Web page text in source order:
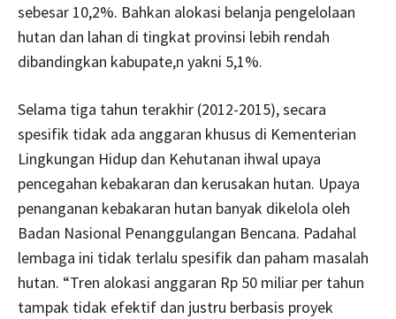
sebesar 10,2%. Bahkan alokasi belanja pengelolaan
hutan dan lahan di tingkat provinsi lebih rendah
dibandingkan kabupate,n yakni 5,1%.
Selama tiga tahun terakhir (2012-2015), secara
spesifik tidak ada anggaran khusus di Kementerian
Lingkungan Hidup dan Kehutanan ihwal upaya
pencegahan kebakaran dan kerusakan hutan. Upaya
penanganan kebakaran hutan banyak dikelola oleh
Badan Nasional Penanggulangan Bencana. Padahal
lembaga ini tidak terlalu spesifik dan paham masalah
hutan. “Tren alokasi anggaran Rp 50 miliar per tahun
tampak tidak efektif dan justru berbasis proyek